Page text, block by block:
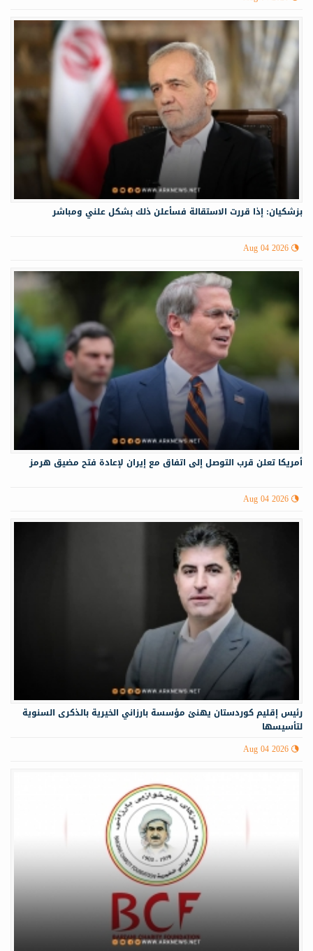
بزشكيان: إذا قررت الاستقالة فسأعلن ذلك بشكل علني ومباشر
Aug 04 2026
أمريكا تعلن قرب التوصل إلى اتفاق مع إيران لإعادة فتح مضيق هرمز
Aug 04 2026
رئيس إقليم كوردستان يهنئ مؤسسة بارزاني الخيرية بالذكرى السنوية
لتأسيسها
Aug 04 2026